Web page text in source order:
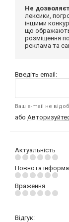
Не
лексики,
іншими
що ображають
розміщення
реклама та
Введіть email:
Ваш e-mail не
або
Актуальність
Повнота
Враження
Відгук: